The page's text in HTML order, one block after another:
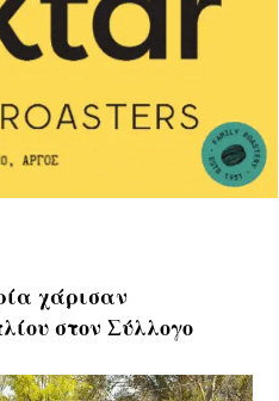
χάρισαν
στον Σύλλογο